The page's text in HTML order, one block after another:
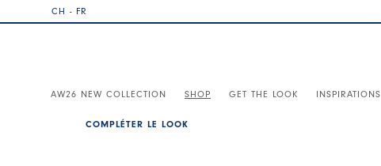
CH - FR
AW26 NEW COLLECTION SHOP GET THE LOOK INSPIRATIONS
COMPLÉTER LE LOOK